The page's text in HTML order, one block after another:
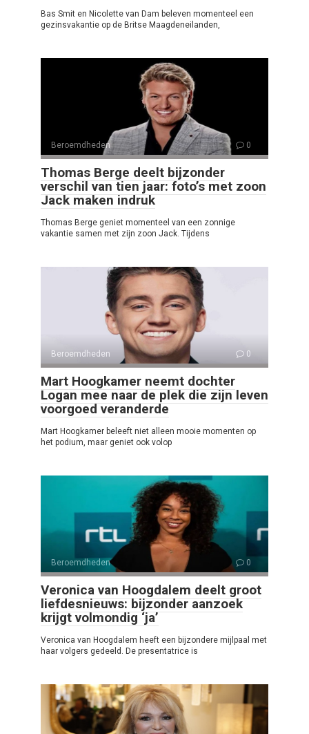
Bas Smit en Nicolette van Dam beleven momenteel een
gezinsvakantie op de Britse Maagdeneilanden,
Beroemdheden 0
Thomas Berge deelt bijzonder
verschil van tien jaar: foto’s met zoon
Jack maken indruk
Thomas Berge geniet momenteel van een zonnige
vakantie samen met zijn zoon Jack. Tijdens
Beroemdheden 0
Mart Hoogkamer neemt dochter
Logan mee naar de plek die zijn leven
voorgoed veranderde
Mart Hoogkamer beleeft niet alleen mooie momenten op
het podium, maar geniet ook volop
Beroemdheden 0
Veronica van Hoogdalem deelt groot
liefdesnieuws: bijzonder aanzoek
krijgt volmondig ‘ja’
Veronica van Hoogdalem heeft een bijzondere mijlpaal met
haar volgers gedeeld. De presentatrice is